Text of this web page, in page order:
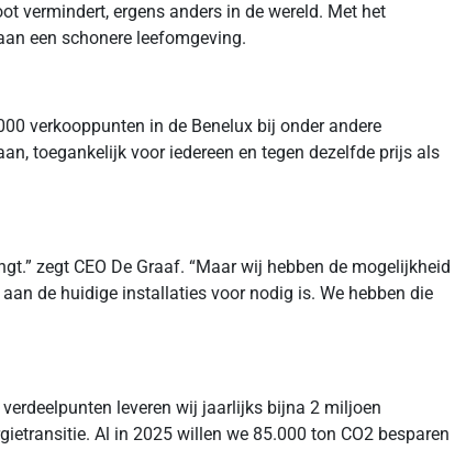
vermindert, ergens anders in de wereld. Met het
een schonere leefomgeving.
verkooppunten in de Benelux bij onder andere
toegankelijk voor iedereen en tegen dezelfde prijs als
zegt CEO De Graaf. “Maar wij hebben de mogelijkheid
de huidige installaties voor nodig is. We hebben die
leveren wij jaarlijks bijna 2 miljoen
Al in 2025 willen we 85.000 ton CO2 besparen